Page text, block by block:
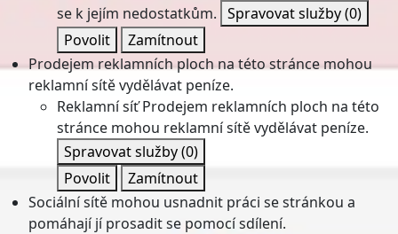
se k jejím nedostatkům. Spravovat služby(0)
Povolit
Zamítnout
Prodejem reklamních ploch na této stránce mohou
reklamní sítě vydělávat peníze.
Reklamní síť Prodejem reklamních ploch na této
stránce mohou reklamní sítě vydělávat peníze.
Spravovat služby(0)
Povolit
Zamítnout
Sociální sítě mohou usnadnit práci se stránkou a
pomáhají jí prosadit se pomocí sdílení.